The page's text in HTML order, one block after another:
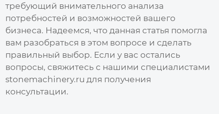
требующий внимательного анализа
потребностей и возможностей вашего
бизнеса. Надеемся, что данная статья помогла
вам разобраться в этом вопросе и сделать
правильный выбор. Если у вас остались
вопросы, свяжитесь с нашими специалистами
stonemachinery.ru для получения
консультации.